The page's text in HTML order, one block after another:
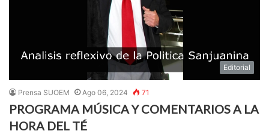
Editorial
Prensa SUOEM Ago 06, 2024 71
PROGRAMA MÚSICA Y COMENTARIOS A LA
HORA DEL TÉ